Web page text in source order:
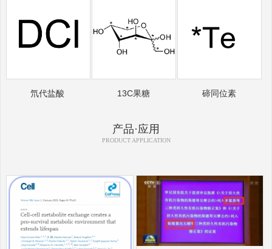
氘代盐酸 13C果糖 碲同位素
产品·应用
PRODUCT APPLICATION